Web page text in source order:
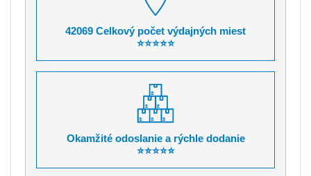
42069 Celkový počet výdajných miest
⭐⭐⭐⭐⭐
Okamžité odoslanie a rýchle dodanie
⭐⭐⭐⭐⭐